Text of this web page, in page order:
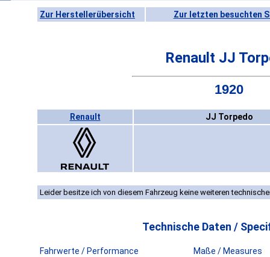
Zur Herstellerübersicht Zur letzten besuchten
Renault JJ
1920
Renault JJ Torpedo
Leider besitze ich von diesem Fahrzeug keine weiteren
Technische Daten /
Fahrwerte / Performance Maße / Measures